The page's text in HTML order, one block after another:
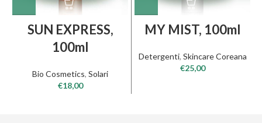
SUN EXPRESS,
100ml
Bio Cosmetics, Solari
€18,00
MY MIST, 100ml
Detergenti, Skincare Coreana
€25,00